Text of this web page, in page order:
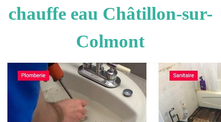
chauffe eau Châtillon-sur-
Colmont